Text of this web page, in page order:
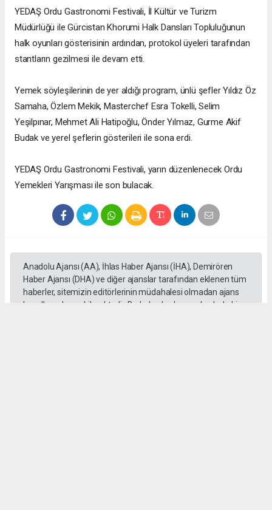
YEDAŞ Ordu Gastronomi Festivali, İl Kültür ve Turizm
Müdürlüğü ile Gürcistan Khorumi Halk Dansları Topluluğunun
halk oyunları gösterisinin ardından, protokol üyeleri tarafından
stantların gezilmesi ile devam etti.
Yemek söyleşilerinin de yer aldığı program, ünlü şefler Yıldız Öz
Samaha, Özlem Mekik, Masterchef Esra Tokelli, Selim
Yeşilpınar, Mehmet Ali Hatipoğlu, Önder Yılmaz, Gurme Akif
Budak ve yerel şeflerin gösterileri ile sona erdi.
YEDAŞ Ordu Gastronomi Festivali, yarın düzenlenecek Ordu
Yemekleri Yarışması ile son bulacak.
Anadolu Ajansı (AA), İhlas Haber Ajansı (İHA), Demirören
Haber Ajansı (DHA) ve diğer ajanslar tarafından eklenen tüm
haberler, sitemizin editörlerinin müdahalesi olmadan ajans
kanallarından çekilmektedir. Bu haberlerde yer alan hukuki